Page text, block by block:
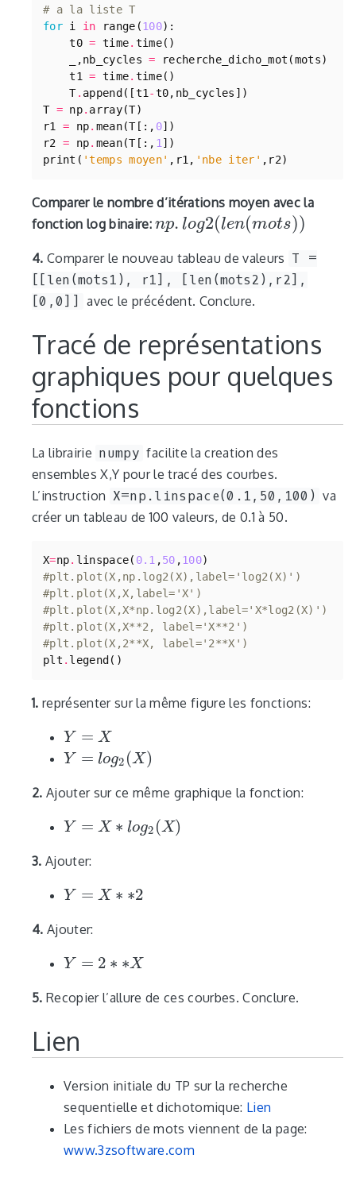
# a la liste T
for i in range (100):
t0 = time. time()
,nb_cycles = recherche_dicho_mot (mots)
t1
= time. time()
T. append ([t1 -t0, nb_cycles ])
T = np. array(T)
r1
= np. mean(T[:, 0])
r2 = np. mean(T[:, 1 ])
print ( 'temps moyen' , r1 , 'nbe iter' , r2)
Comparer le nombre d’itérations moyen avec la
fonction log binaire:np. log2(len(mots))
np.log2(len (mots))
4. Comparer le nouveau tableau de valeurs T =
[[len(mots1), r1], [len(mots2),r2],
[0,0]]
avec le précédent. Conclure.
Tracé de représentations
graphiques pour quelques
fonctions
La librairie numpy facilite la creation des
ensembles X,Y pour le tracé des courbes.
L’instruction X=np.linspace(0.1,50,100) va
créer un tableau de 100 valeurs, de 0.1 à 50.
X=np. linspace( 0.1 ,50 ,100)
#plt.plot(X,np.log2(X),label='log2(X)')
#plt.plot(X,X,label='X')
#plt.plot(X,X*np.log2(X),label='X*log2(X)')
#plt.plot(X,X**2, label='X**2')
#plt.plot(X,2**X, label='2**X')
plt . legend ()
1. représenter sur la même figure les fonctions:
Y = X
Y= X
Y = log2 (X)
Y= og 2(X)
2. Ajouter sur ce même graphique la fonction:
Y = X ∗ log2 (X)
Y= X∗ log 2 X)
3. Ajouter:
Y = X ∗ ∗2
Y= X∗ ∗2
4. Ajouter:
Y = 2 ∗ ∗X
Y= 2∗ ∗ X
5. Recopier l’allure de ces courbes. Conclure.
Lien
Version initiale du TP sur la recherche
sequentielle et dichotomique: Lien
Les fichiers de mots viennent de la page:
www.3zsoftware.com